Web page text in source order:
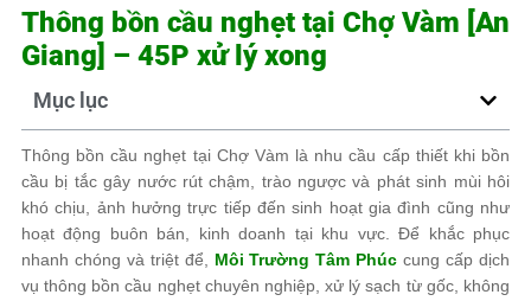
Thông bồn cầu nghẹt tại Chợ Vàm [An
Giang] – 45P xử lý xong
Mục lục
Thông bồn cầu nghẹt tại Chợ Vàm là nhu cầu cấp thiết khi bồn
cầu bị tắc gây nước rút chậm, trào ngược và phát sinh mùi hôi
khó chịu, ảnh hưởng trực tiếp đến sinh hoạt gia đình cũng như
hoạt động buôn bán, kinh doanh tại khu vực. Để khắc phục
nhanh chóng và triệt để, Môi Trường Tâm Phúc cung cấp dịch
vụ thông bồn cầu nghẹt chuyên nghiệp, xử lý sạch từ gốc, không